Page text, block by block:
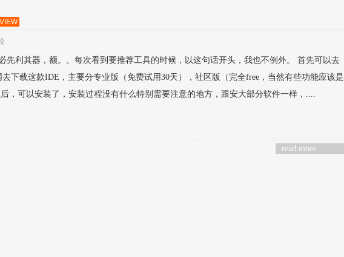
先利其器，额。。每次看到要推荐工具的时候，以这句话开头，我也不例外。 首先可以去
去下载这款IDE，主要分专业版（免费试用30天），社区版（完全free，当然有些功能应该
，可以安装了，安装过程没有什么特别需要注意的地方，跟安大部分软件一样，....
read more